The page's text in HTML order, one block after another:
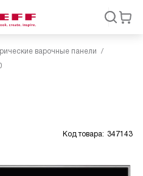
варочные панели
Код товара: 347143